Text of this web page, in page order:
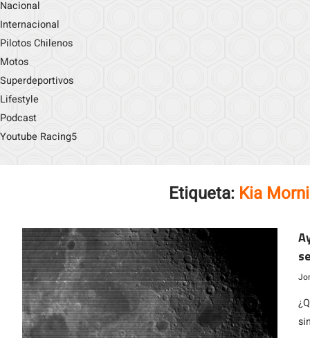
Nacional
Internacional
Pilotos Chilenos
Motos
Superdeportivos
Lifestyle
Podcast
Youtube Racing5
Etiqueta: Kia